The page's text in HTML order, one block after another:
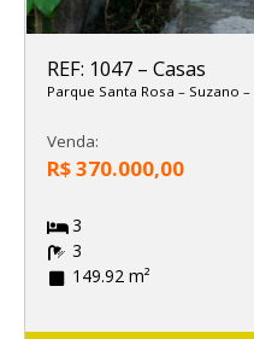
REF: 1047 – Casas
Parque Santa Rosa – Suzano –
Venda:
R$ 370.000,00
3
3
149.92 m²